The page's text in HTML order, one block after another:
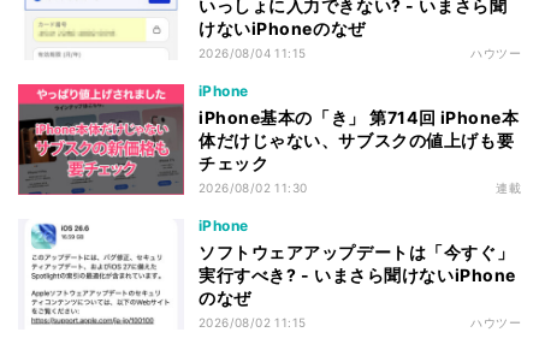
いっしょに入力できない? - いまさら聞
けないiPhoneのなぜ
2026/08/04 11:15 ハウツー
iPhone
iPhone基本の「き」 第714回 iPhone本
体だけじゃない、サブスクの値上げも要
チェック
2026/08/02 11:30 連載
iPhone
ソフトウェアアップデートは「今すぐ」
実行すべき? - いまさら聞けないiPhone
のなぜ
2026/08/02 11:15 ハウツー